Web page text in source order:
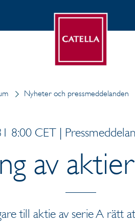
Nyheter och pressmeddelanden
8:00 CET |
av
till aktie av serie A rätt